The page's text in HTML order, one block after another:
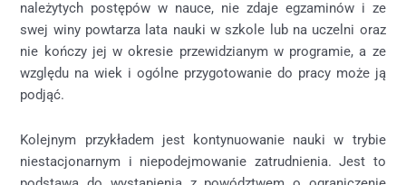
należytych postępów w nauce, nie zdaje egzaminów i ze
swej winy powtarza lata nauki w szkole lub na uczelni oraz
nie kończy jej w okresie przewidzianym w programie, a ze
względu na wiek i ogólne przygotowanie do pracy może ją
podjąć.
Kolejnym przykładem jest kontynuowanie nauki w trybie
niestacjonarnym i niepodejmowanie zatrudnienia. Jest to